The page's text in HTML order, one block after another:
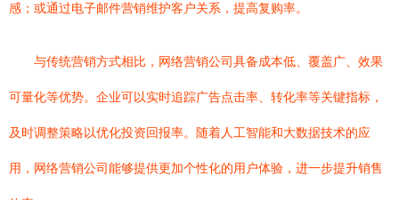
感；或通过电子邮件营销维护客户关系，提高复购率。
与传统营销方式相比，网络营销公司具备成本低、覆盖广、效果
可量化等优势。企业可以实时追踪广告点击率、转化率等关键指标，
及时调整策略以优化投资回报率。随着人工智能和大数据技术的应
用，网络营销公司能够提供更加个性化的用户体验，进一步提升销售